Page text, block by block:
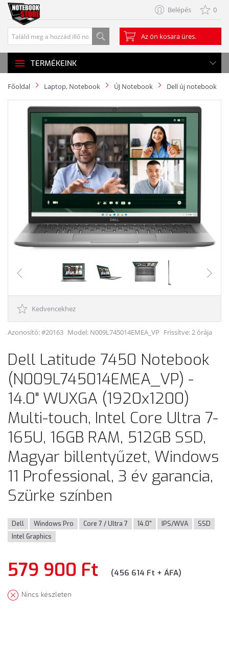
Belépés 0
Az ön kosara üres.
TERMÉKEINK
Főoldal Laptop, Notebook ÚJ Notebook Dell új notebook
Kedvencekhez
Azonosító: #20163 Model: N009L745014EMEA_VP Frissítve: 2 órája
Dell Latitude 7450 Notebook
(N009L745014EMEA_VP) -
14.0" WUXGA (1920x1200)
Multi-touch, Intel Core Ultra 7-
165U, 16GB RAM, 512GB SSD,
Magyar billentyűzet, Windows
11 Professional, 3 év garancia,
Szürke színben
Dell Windows Pro Core 7 / Ultra 7 14.0" IPS/WVA
SSD
Intel Graphics
579 900 Ft (456 614 Ft + ÁFA)
Nincs készleten